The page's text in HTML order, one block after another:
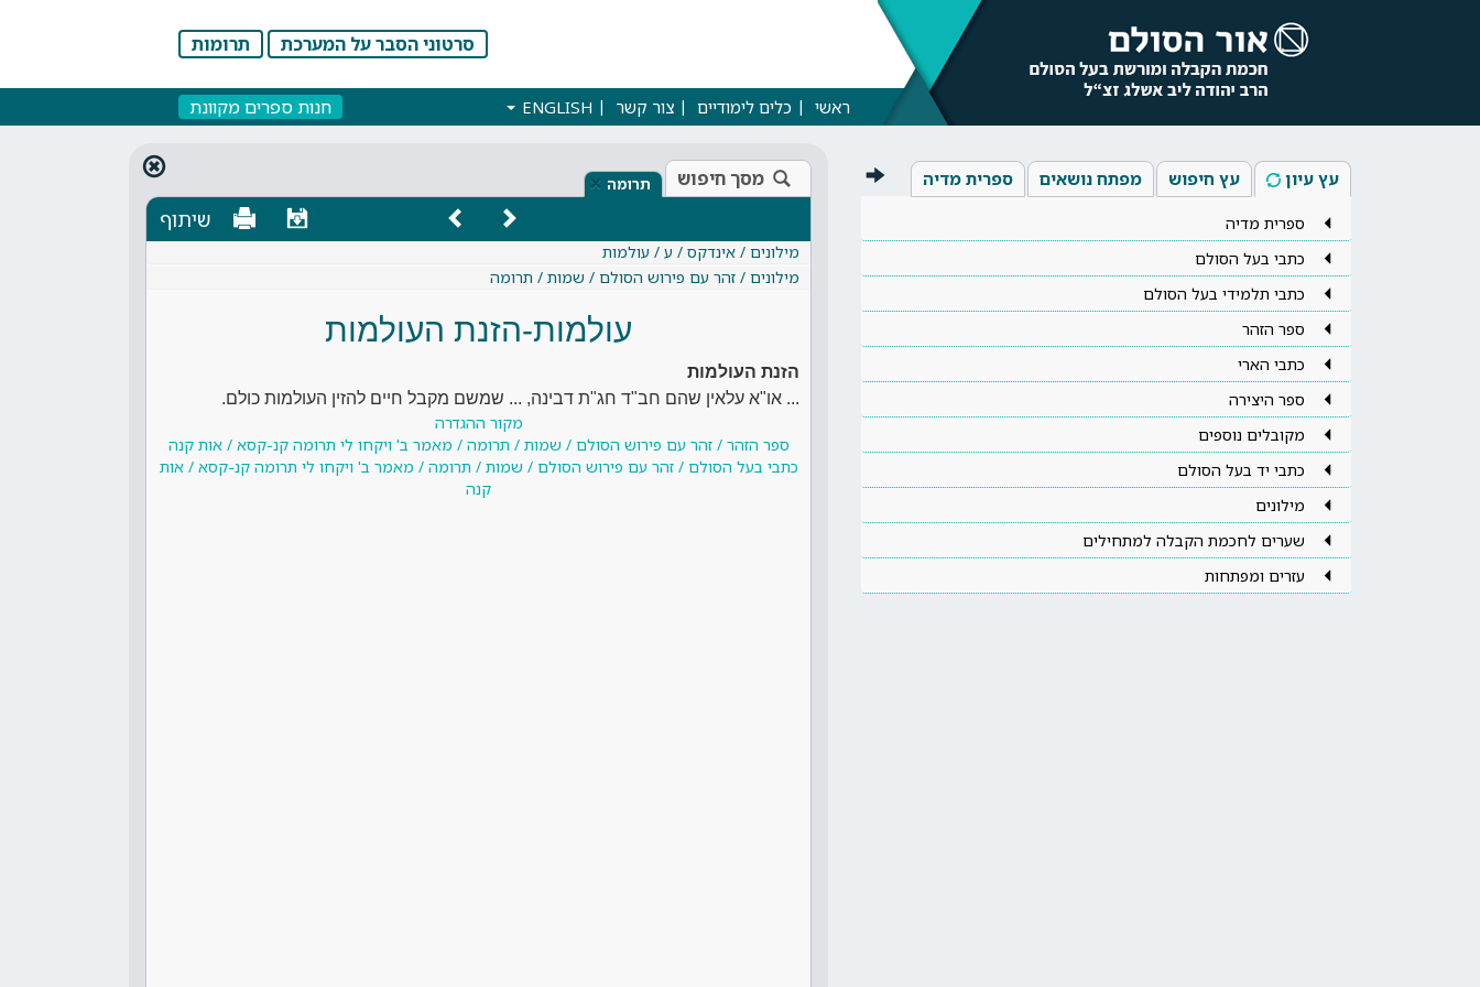
סרטוני הסבר על המערכת תרומות
ראשי כלים לימודיים צור קשר ENGLISH חנות ספרים מקוונת
עץ עיון עץ חיפוש מפתח נושאים ספרית מדיה
ספרית מדיה
כתבי בעל הסולם
כתבי תלמידי בעל הסולם
ספר הזהר
כתבי הארי
ספר היצירה
מקובלים נוספים
כתבי יד בעל הסולם
מילונים
שערים לחכמת הקבלה למתחילים
עזרים ומפתחות
מסך חיפוש תרומה ×
שיתוף
מילונים / אינדקס / ע / עולמות
מילונים / זהר עם פירוש הסולם / שמות / תרומה
עולמות-הזנת העולמות
הזנת העולמות
... או"א עלאין שהם חב"ד חג"ת דבינה, ... שמשם מקבל חיים להזין העולמות כולם.
מקור ההגדרה
ספר הזהר / זהר עם פירוש הסולם / שמות / תרומה / מאמר ב' ויקחו לי תרומה קנ-קסא / אות קנה
כתבי בעל הסולם / זהר עם פירוש הסולם / שמות / תרומה / מאמר ב' ויקחו לי תרומה קנ-קסא / אות
קנה